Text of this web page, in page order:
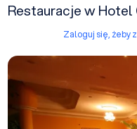
Restauracje w Hotel
Zaloguj się, żeby